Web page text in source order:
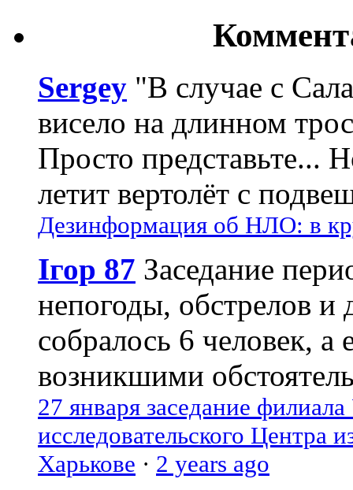
Sergey "В случае с
висело на длинном
Просто представьте...
летит вертолёт с
Дезинформация об НЛО: в
Ігор 87 Заседание
непогоды, обстрелов и
собралось 6 человек, а
возникшими
27 января заседание
исследовательского Центра
Харькове · 2 years ago